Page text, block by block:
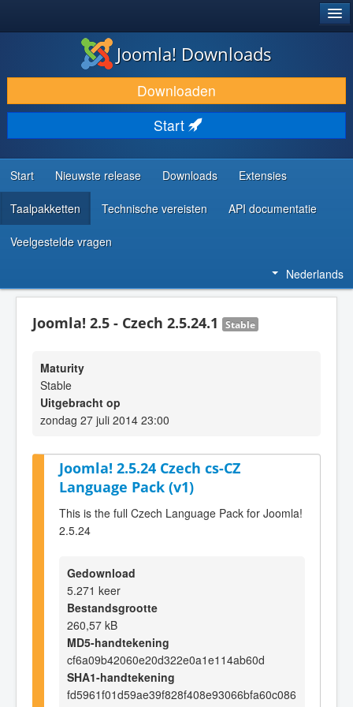
DOWNLOAD & BREID UIT
ONTDEK & LEER
COMMUNITY & ONDERSTEUNING
ONTWIKKELAARSBRONNEN
Joomla! Downloads
Downloaden
Start
Start Nieuwste release Downloads Extensies
Taalpakketten Technische vereisten API documentatie
Veelgestelde vragen
Nederlands
Joomla! 2.5 - Czech 2.5.24.1 Stable
Maturity
Stable
Uitgebracht op
zondag 27 juli 2014 23:00
Joomla! 2.5.24 Czech cs-CZ
Language Pack (v1)
This is the full Czech Language Pack for Joomla!
2.5.24
Gedownload
5.271 keer
Bestandsgrootte
260,57 kB
MD5-handtekening
cf6a09b42060e20d322e0a1e114ab60d
SHA1-handtekening
fd5961f01d59ae39f828f408e93066bfa60c086